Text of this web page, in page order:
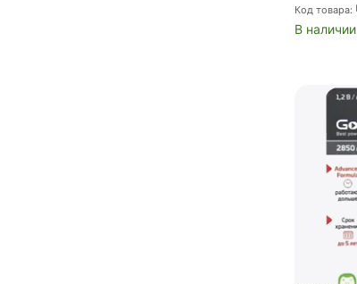
Код товара:
В наличии